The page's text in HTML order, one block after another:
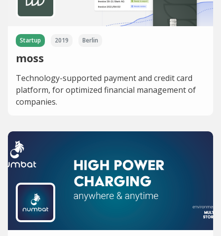
Startup 2019 Berlin
moss
Technology-supported payment and credit card
platform, for optimized financial management of
companies.